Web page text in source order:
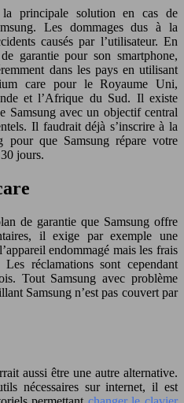
principale solution en cas de
Les dommages dus à la
causés par l’utilisateur. En
garantie pour son smartphone,
dans les pays en utilisant
care pour le Royaume Uni,
et l’Afrique du Sud. Il existe
Samsung avec un objectif central
Il faudrait déjà s’inscrire à la
pour que Samsung répare votre
jours.
de garantie que Samsung offre
il exige par exemple une
endommagé mais les frais
réclamations sont cependant
Tout Samsung avec problème
Samsung n’est pas couvert par
aussi être une autre alternative.
nécessaires sur internet, il est